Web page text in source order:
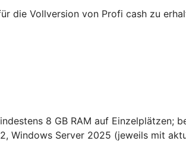
die Vollversion von Profi cash zu
8 GB RAM auf Einzelplätzen;
Windows Server 2025 (jeweils mit